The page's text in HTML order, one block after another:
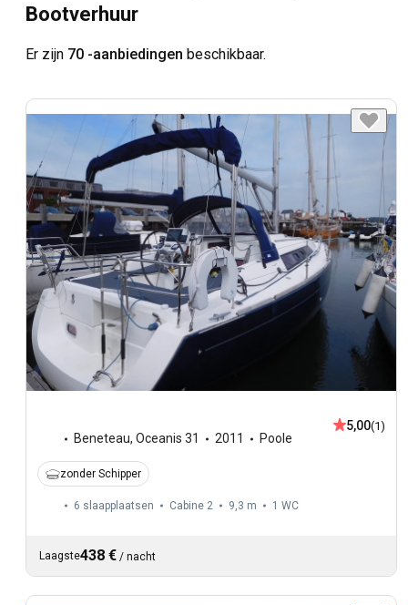
Bootverhuur
Er zijn 70 -aanbiedingen beschikbaar.
Beneteau, Oceanis 31 2011 Poole
5,00(1)
zonder Schipper
6 slaapplaatsen Cabine 2 9,3 m 1 WC
Laagste438 € / nacht